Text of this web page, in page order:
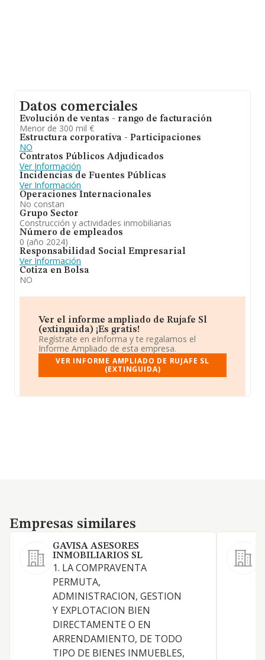
Datos comerciales
Evolución de ventas - rango de facturación
Menor de 300 mil €
Estructura corporativa - Participaciones
NO
Contratos Públicos Adjudicados
Ver Información
Incidencias de Fuentes Públicas
Ver Información
Operaciones Internacionales
No constan
Grupo Sector
Construcción y actividades inmobiliarias
Número de empleados
0 (año 2024)
Responsabilidad Social Empresarial
Ver Información
Cotiza en Bolsa
NO
Ver el informe ampliado de Rujafe Sl
(extinguida) ¡Es gratis!
Regístrate en eInforma y te regalamos el
Informe Ampliado de esta empresa.
VER INFORME AMPLIADO DE RUJAFE SL
(EXTINGUIDA)
Empresas similares
Empresas similares
GAVISA ASESORES
INMOBILIARIOS SL
1. LA COMPRAVENTA
PERMUTA,
ADMINISTRACION, GESTION
Y EXPLOTACION BIEN
DIRECTAMENTE O EN
ARRENDAMIENTO, DE TODO
TIPO DE BIENES INMUEBLES,